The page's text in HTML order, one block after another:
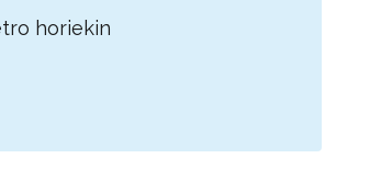
horiekin